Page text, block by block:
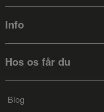
Info
Hos os får du
Blog